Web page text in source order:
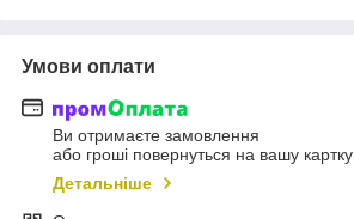
Умови оплати
Ви отримаєте замовлення
або гроші повернуться на вашу картку
Детальніше